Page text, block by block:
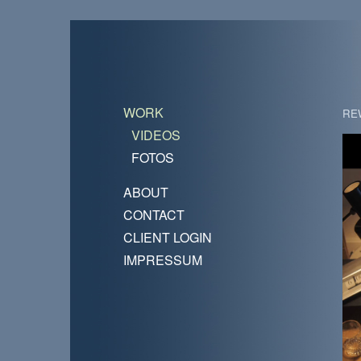
WORK
VIDEOS
FOTOS
ABOUT
CONTACT
CLIENT LOGIN
IMPRESSUM